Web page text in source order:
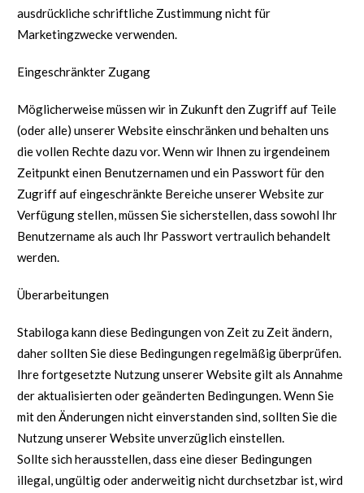
ausdrückliche schriftliche Zustimmung nicht für
Marketingzwecke verwenden.
Eingeschränkter Zugang
Möglicherweise müssen wir in Zukunft den Zugriff auf Teile
(oder alle) unserer Website einschränken und behalten uns
die vollen Rechte dazu vor. Wenn wir Ihnen zu irgendeinem
Zeitpunkt einen Benutzernamen und ein Passwort für den
Zugriff auf eingeschränkte Bereiche unserer Website zur
Verfügung stellen, müssen Sie sicherstellen, dass sowohl Ihr
Benutzername als auch Ihr Passwort vertraulich behandelt
werden.
Überarbeitungen
Stabiloga kann diese Bedingungen von Zeit zu Zeit ändern,
daher sollten Sie diese Bedingungen regelmäßig überprüfen.
Ihre fortgesetzte Nutzung unserer Website gilt als Annahme
der aktualisierten oder geänderten Bedingungen. Wenn Sie
mit den Änderungen nicht einverstanden sind, sollten Sie die
Nutzung unserer Website unverzüglich einstellen.
Sollte sich herausstellen, dass eine dieser Bedingungen
illegal, ungültig oder anderweitig nicht durchsetzbar ist, wird